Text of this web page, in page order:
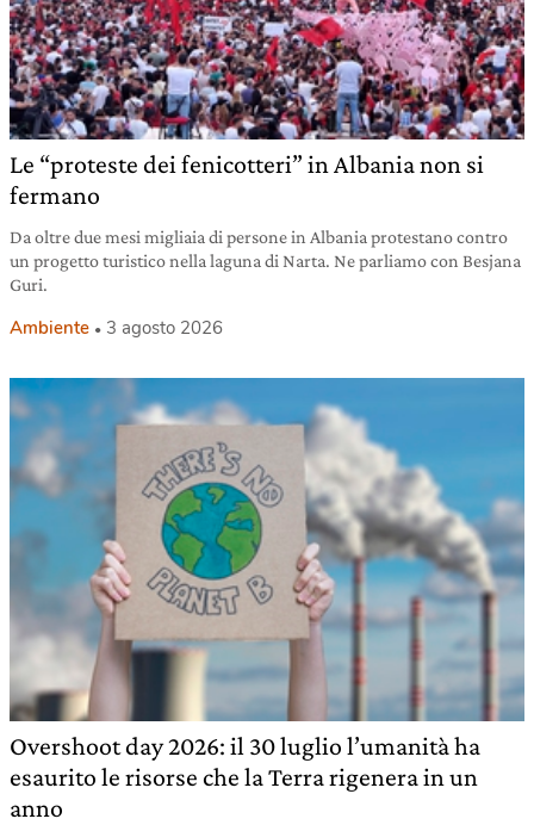
Le “proteste dei fenicotteri” in Albania non si
fermano
Da oltre due mesi migliaia di persone in Albania protestano contro
un progetto turistico nella laguna di Narta. Ne parliamo con Besjana
Guri.
Ambiente 3 agosto 2026
Overshoot day 2026: il 30 luglio l’umanità ha
esaurito le risorse che la Terra rigenera in un
anno